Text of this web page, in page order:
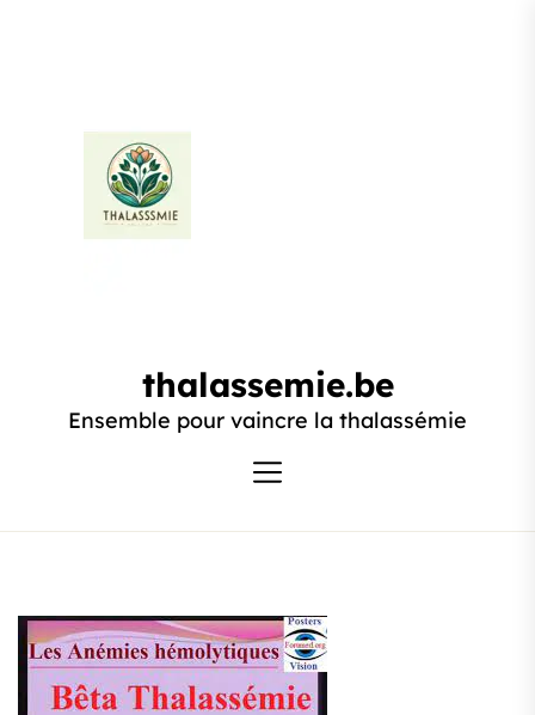
thalassemie.be
thalassemie.be
Ensemble pour vaincre la thalassémie